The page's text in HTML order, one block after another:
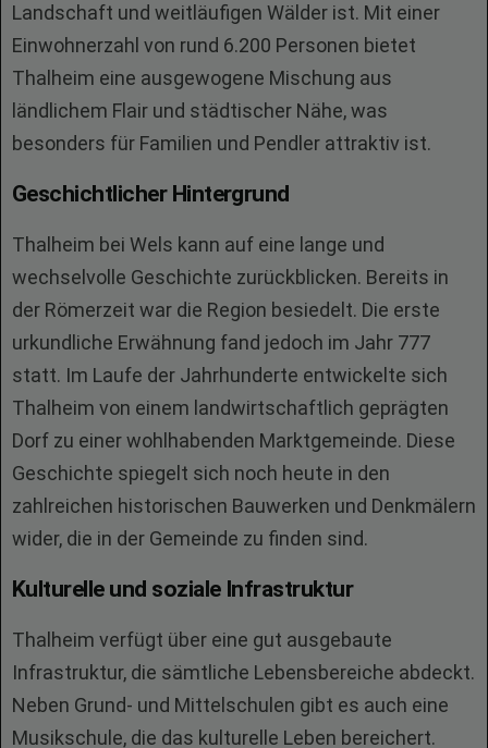
Landschaft und weitläufigen Wälder ist. Mit einer
Einwohnerzahl von rund 6.200 Personen bietet
Thalheim eine ausgewogene Mischung aus
ländlichem Flair und städtischer Nähe, was
besonders für Familien und Pendler attraktiv ist.
Geschichtlicher Hintergrund
Thalheim bei Wels kann auf eine lange und
wechselvolle Geschichte zurückblicken. Bereits in
der Römerzeit war die Region besiedelt. Die erste
urkundliche Erwähnung fand jedoch im Jahr 777
statt. Im Laufe der Jahrhunderte entwickelte sich
Thalheim von einem landwirtschaftlich geprägten
Dorf zu einer wohlhabenden Marktgemeinde. Diese
Geschichte spiegelt sich noch heute in den
zahlreichen historischen Bauwerken und Denkmälern
wider, die in der Gemeinde zu finden sind.
Kulturelle und soziale Infrastruktur
Thalheim verfügt über eine gut ausgebaute
Infrastruktur, die sämtliche Lebensbereiche abdeckt.
Neben Grund- und Mittelschulen gibt es auch eine
Musikschule, die das kulturelle Leben bereichert.